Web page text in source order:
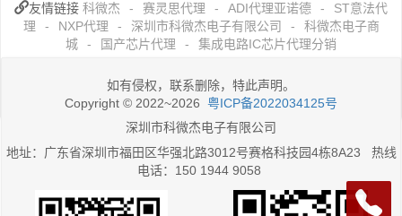
友情链接 科微杰 - 赛灵思代理 - ADI代理亚诺德 -
ST意法代
理
- NXP代理 - 深圳市科微杰电子有限公司 -
科微杰电子商
城
- 国产芯片代理 - 集成电路IC芯片代理分销
如有侵权，联系删除，特此声明。
Copyright © 2022~2026 粤ICP备2022034125号
深圳市科微杰电子有限公司
地址：广东省深圳市福田区华强北路3012号赛格科技园4栋8A23 热线
电话：150 1944 9058